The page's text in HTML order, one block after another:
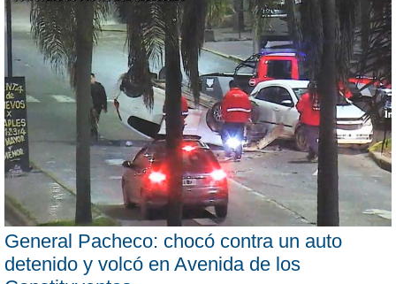
General Pacheco: chocó contra un auto
detenido y volcó en Avenida de los